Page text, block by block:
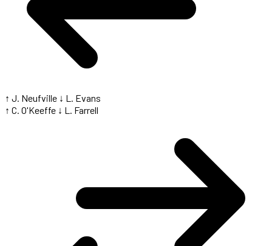
↑ J. Neufville ↓ L. Evans
↑ C. O'Keeffe ↓ L. Farrell